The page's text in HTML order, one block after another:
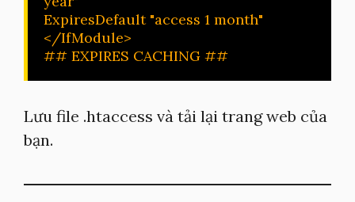
ExpiresDefault "access 1 month"
</IfModule>
## EXPIRES CACHING ##
Lưu file .htaccess và tải lại trang web của
bạn.